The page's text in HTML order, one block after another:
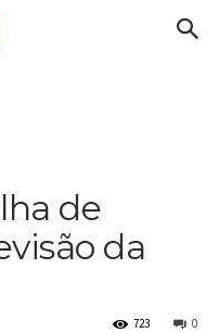
de
da
0
723